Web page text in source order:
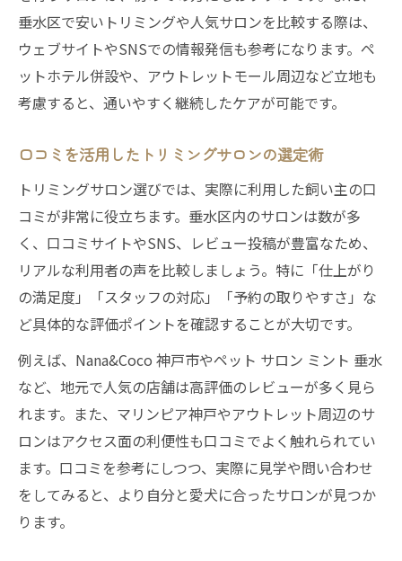
垂水区で安いトリミングや人気サロンを比較する際は、
ウェブサイトやSNSでの情報発信も参考になります。ペ
ットホテル併設や、アウトレットモール周辺など立地も
考慮すると、通いやすく継続したケアが可能です。
口コミを活用したトリミングサロンの選定術
トリミングサロン選びでは、実際に利用した飼い主の口
コミが非常に役立ちます。垂水区内のサロンは数が多
く、口コミサイトやSNS、レビュー投稿が豊富なため、
リアルな利用者の声を比較しましょう。特に「仕上がり
の満足度」「スタッフの対応」「予約の取りやすさ」な
ど具体的な評価ポイントを確認することが大切です。
例えば、Nana&Coco 神戸市やペット サロン ミント 垂水
など、地元で人気の店舗は高評価のレビューが多く見ら
れます。また、マリンピア神戸やアウトレット周辺のサ
ロンはアクセス面の利便性も口コミでよく触れられてい
ます。口コミを参考にしつつ、実際に見学や問い合わせ
をしてみると、より自分と愛犬に合ったサロンが見つか
ります。